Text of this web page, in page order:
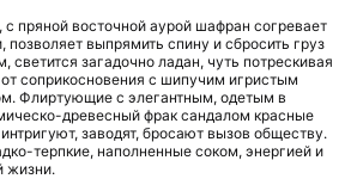
с пряной восточной аурой шафран согревает
позволяет выпрямить спину и сбросить груз
светится загадочно ладан, чуть потрескивая
соприкосновения с шипучим игристым
Флиртующие с элегантным, одетым в
древесный фрак сандалом красные
заводят, бросают вызов обществу.
терпкие, наполненные соком, энергией и
жизни.